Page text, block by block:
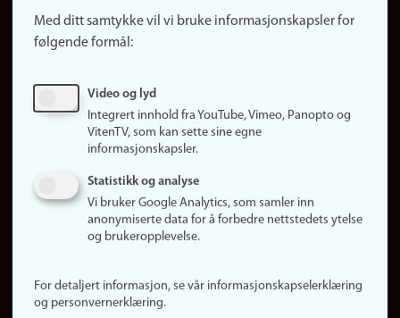
Finn studier
Ledige stillinger
Om nettstedet
Informasjonskapsler
Personvern
Med ditt samtykke vil vi bruke informasjonskapsler for
følgende formål:
Video og lyd
Integrert innhold fra YouTube, Vimeo, Panopto og
VitenTV, som kan sette sine egne
informasjonskapsler.
Statistikk og analyse
Vi bruker Google Analytics, som samler inn
anonymiserte data for å forbedre nettstedets ytelse
og brukeropplevelse.
For detaljert informasjon, se vår informasjonskapselerklæring
og personvernerklæring.